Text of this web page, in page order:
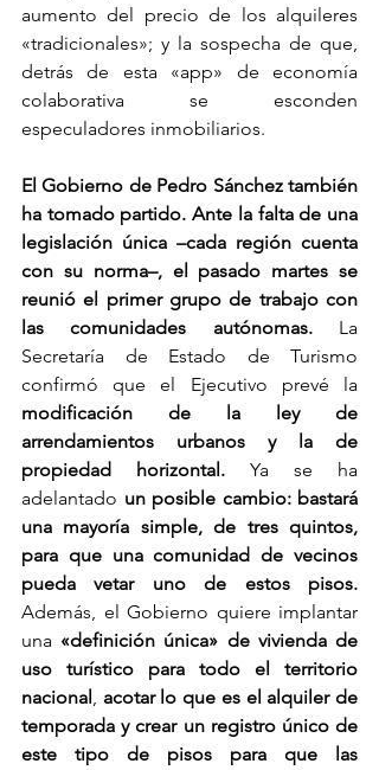
aumento del precio de los alquileres
«tradicionales»; y la sospecha de que,
detrás de esta «app» de economía
colaborativa se esconden
especuladores inmobiliarios.
El Gobierno de Pedro Sánchez también
ha tomado partido. Ante la falta de una
legislación única –cada región cuenta
con su norma–, el pasado martes se
reunió el primer grupo de trabajo con
las comunidades autónomas. La
Secretaría de Estado de Turismo
modificación de la ley de
arrendamientos urbanos y la de
propiedad horizontal. Ya se ha
adelantado un posible cambio: bastará
una mayoría simple, de tres quintos,
para que una comunidad de vecinos
pueda vetar uno de estos pisos.
Además, el Gobierno quiere implantar
una «definición única» de vivienda de
uso turístico para todo el territorio
nacional , acotar lo que es el alquiler de
temporada y crear un registro único de
este tipo de pisos para que las